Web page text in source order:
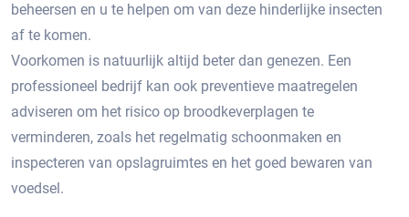
beheersen en u te helpen om van deze hinderlijke insecten
af te komen.​
Voorkomen is natuurlijk altijd beter dan genezen.​ Een
professioneel bedrijf kan ook preventieve maatregelen
adviseren om het risico op broodkeverplagen te
verminderen, zoals het regelmatig schoonmaken en
inspecteren van opslagruimtes en het goed bewaren van
voedsel.​